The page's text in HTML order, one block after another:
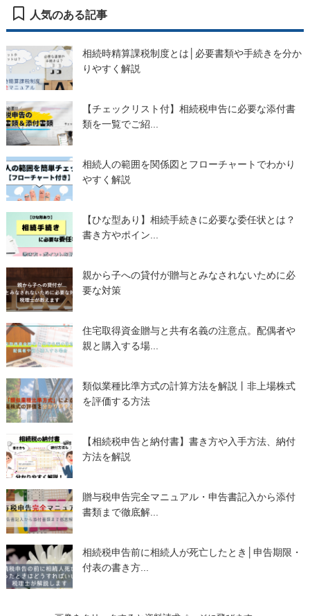
人気のある記事
相続時精算課税制度とは│必要書類や手続きを分か
りやすく解説
【チェックリスト付】相続税申告に必要な添付書
類を一覧でご紹...
相続人の範囲を関係図とフローチャートでわかり
やすく解説
【ひな型あり】相続手続きに必要な委任状とは？
書き方やポイン...
親から子への貸付が贈与とみなされないために必
要な対策
住宅取得資金贈与と共有名義の注意点。配偶者や
親と購入する場...
類似業種比準方式の計算方法を解説丨非上場株式
を評価する方法
【相続税申告と納付書】書き方や入手方法、納付
方法を解説
贈与税申告完全マニュアル・申告書記入から添付
書類まで徹底解...
相続税申告前に相続人が死亡したとき│申告期限・
付表の書き方...